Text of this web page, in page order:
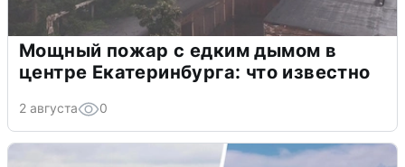
Мощный пожар с едким дымом в
центре Екатеринбурга: что известно
2 августа 0